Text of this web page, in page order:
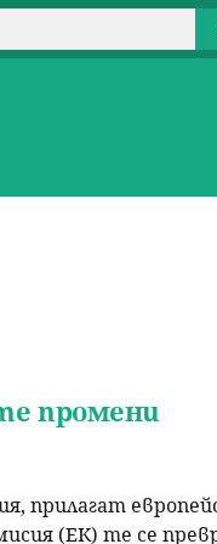
промени
прилагат
(ЕК) те се